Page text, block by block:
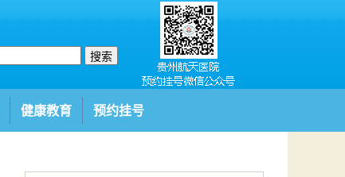
搜索
健康教育 预约挂号